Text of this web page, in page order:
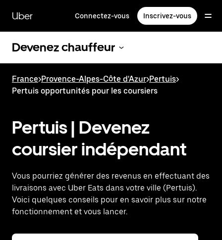
contenu
principal
Uber Connectez-vous Inscrivez-vous
Devenez chauffeur
France>Provence-Alpes-Côte d'Azur>Pertuis>
Pertuis opportunités pour les coursiers
Pertuis | Devenez
coursier indépendant
Vous pourriez générer des revenus en effectuant des
livraisons avec Uber Eats dans votre ville (Pertuis).
Voici quelques conseils pour en savoir plus sur notre
fonctionnement et vous lancer.